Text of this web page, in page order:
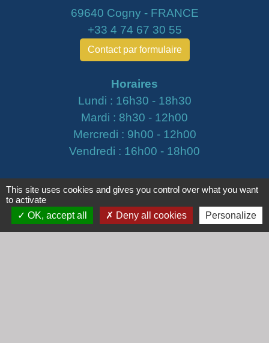
69640 Cogny - FRANCE
+33 4 74 67 30 55
Contact par formulaire
Horaires
Lundi : 16h30 - 18h30
Mardi : 8h30 - 12h00
Mercredi : 9h00 - 12h00
Vendredi : 16h00 - 18h00
email :secretariat@cogny.fr
Liens
This site uses cookies and gives you control over what you want
to activate
OK, accept all
Deny all cookies Personalize